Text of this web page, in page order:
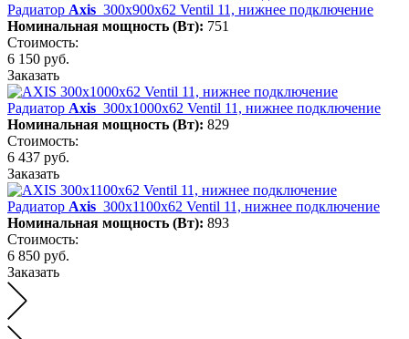
Радиатор Axis 300х900х62 Ventil 11, нижнее подключение
Номинальная мощность (Вт): 751
Стоимость:
6 150 руб.
Заказать
Радиатор Axis 300х1000х62 Ventil 11, нижнее подключение
Номинальная мощность (Вт): 829
Стоимость:
6 437 руб.
Заказать
Радиатор Axis 300х1100х62 Ventil 11, нижнее подключение
Номинальная мощность (Вт): 893
Стоимость:
6 850 руб.
Заказать